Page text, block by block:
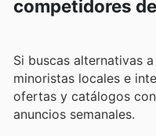
competidores
Si buscas alternativas
minoristas locales e
ofertas y catálogos
anuncios semanales.